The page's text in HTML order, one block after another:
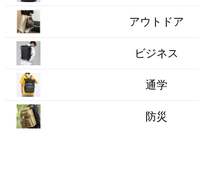
アウトドア
ビジネス
通学
防災